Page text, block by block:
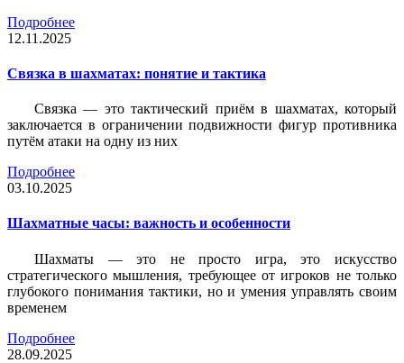
Подробнее
12.11.2025
Связка в шахматах: понятие и тактика
Связка — это тактический приём в шахматах, который
заключается в ограничении подвижности фигур противника
путём атаки на одну из них
Подробнее
03.10.2025
Шахматные часы: важность и особенности
Шахматы — это не просто игра, это искусство
стратегического мышления, требующее от игроков не только
глубокого понимания тактики, но и умения управлять своим
временем
Подробнее
28.09.2025